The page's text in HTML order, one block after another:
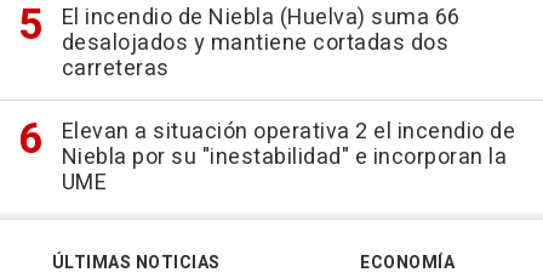
El incendio de Niebla (Huelva) suma 66
desalojados y mantiene cortadas dos
carreteras
Elevan a situación operativa 2 el incendio de
Niebla por su "inestabilidad" e incorporan la
UME
ÚLTIMAS NOTICIAS
ECONOMÍA